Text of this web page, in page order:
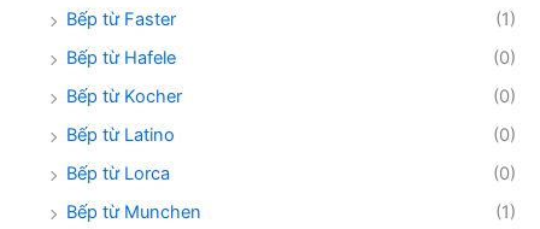
Bếp từ Faster
(1)
Bếp từ Hafele
(0)
Bếp từ Kocher
(0)
Bếp từ Latino
(0)
Bếp từ Lorca
(0)
Bếp từ Munchen
(1)